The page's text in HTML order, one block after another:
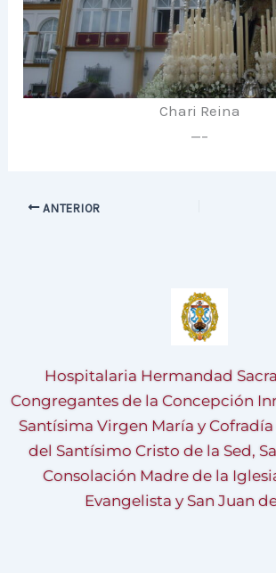
Chari Reina
—–
ANTERIOR
Hospitalaria Hermandad
Congregantes de la Concepción
Santísima Virgen María y
del Santísimo Cristo de la Sed,
Consolación Madre de la
Evangelista y San Juan